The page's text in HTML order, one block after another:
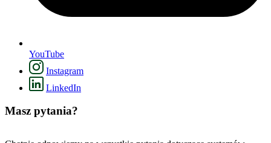
YouTube
Instagram
LinkedIn
Masz pytania?